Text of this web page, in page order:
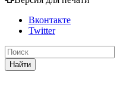
Вконтакте
Twitter
Найти